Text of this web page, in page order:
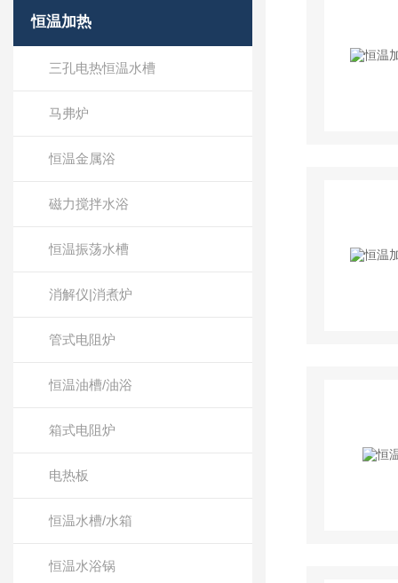
恒温加热
三孔电热恒温水槽
马弗炉
恒温金属浴
磁力搅拌水浴
恒温振荡水槽
消解仪|消煮炉
管式电阻炉
恒温油槽/油浴
箱式电阻炉
电热板
恒温水槽/水箱
恒温水浴锅